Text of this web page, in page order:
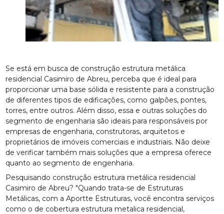
Se está em busca de construção estrutura metálica
residencial Casimiro de Abreu, perceba que é ideal para
proporcionar uma base sólida e resistente para a construção
de diferentes tipos de edificações, como galpões, pontes,
torres, entre outros. Além disso, essa e outras soluções do
segmento de engenharia são ideais para responsáveis por
empresas de engenharia, construtoras, arquitetos e
proprietários de imóveis comerciais e industriais. Não deixe
de verificar também mais soluções que a empresa oferece
quanto ao segmento de engenharia.
Pesquisando construção estrutura metálica residencial
Casimiro de Abreu? "Quando trata-se de Estruturas
Metálicas, com a Aportte Estruturas, você encontra serviços
como o de cobertura estrutura metalica residencial,